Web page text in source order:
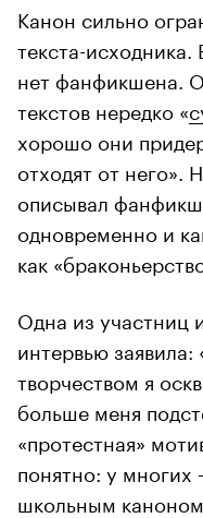
Канон сильно
текста-
нет фанфикшена.
текстов нередко «
хорошо они
отходят от него».
описывал
одновременно и
как
Одна из участниц
интервью
творчеством я
больше меня
«протестная»
понятно: у
школьным каноном.